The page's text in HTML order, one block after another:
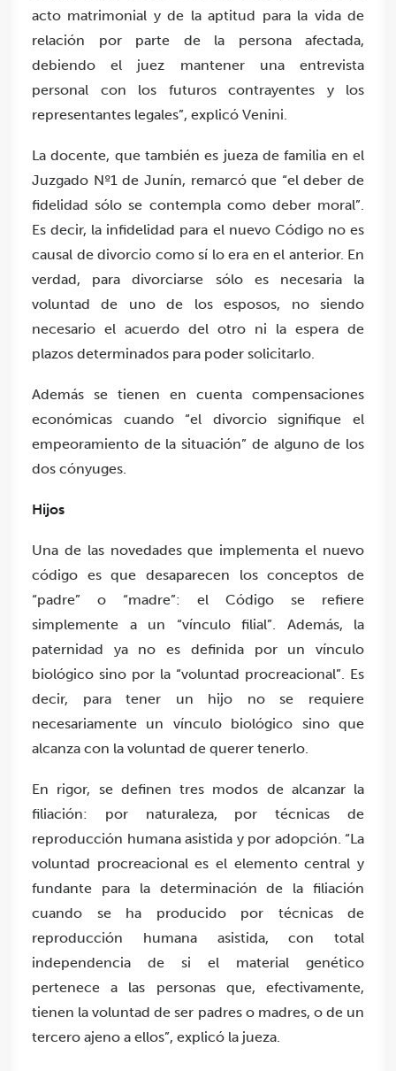
acto matrimonial y de la aptitud para la vida de
relación por parte de la persona afectada,
debiendo el juez mantener una entrevista
personal con los futuros contrayentes y los
representantes legales”, explicó Venini.
La docente, que también es jueza de familia en el
Juzgado Nº1 de Junín, remarcó que “el deber de
fidelidad sólo se contempla como deber moral”.
Es decir, la infidelidad para el nuevo Código no es
causal de divorcio como sí lo era en el anterior. En
verdad, para divorciarse sólo es necesaria la
voluntad de uno de los esposos, no siendo
necesario el acuerdo del otro ni la espera de
plazos determinados para poder solicitarlo.
Además se tienen en cuenta compensaciones
económicas cuando “el divorcio signifique el
empeoramiento de la situación” de alguno de los
dos cónyuges.
Hijos
Una de las novedades que implementa el nuevo
código es que desaparecen los conceptos de
“padre” o “madre”: el Código se refiere
simplemente a un “vínculo filial”. Además, la
paternidad ya no es definida por un vínculo
biológico sino por la “voluntad procreacional”. Es
decir, para tener un hijo no se requiere
necesariamente un vínculo biológico sino que
alcanza con la voluntad de querer tenerlo.
En rigor, se definen tres modos de alcanzar la
filiación: por naturaleza, por técnicas de
reproducción humana asistida y por adopción. “La
voluntad procreacional es el elemento central y
fundante para la determinación de la filiación
cuando se ha producido por técnicas de
reproducción humana asistida, con total
independencia de si el material genético
pertenece a las personas que, efectivamente,
tienen la voluntad de ser padres o madres, o de un
tercero ajeno a ellos”, explicó la jueza.